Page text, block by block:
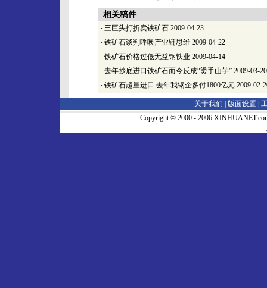
相关稿件
· 三巨头打折卖铁矿石 2009-04-23
· 铁矿石谈判呼唤产业链思维 2009-04-22
· 铁矿石价格过低无益钢铁业 2009-04-14
· 去年抄底进口铁矿石而今反成“烫手山芋” 2009-03-20
· 铁矿石超量进口 去年我钢企多付1800亿元 2009-02-
关于我们 | 版面设置
Copyright © 2000 - 2006